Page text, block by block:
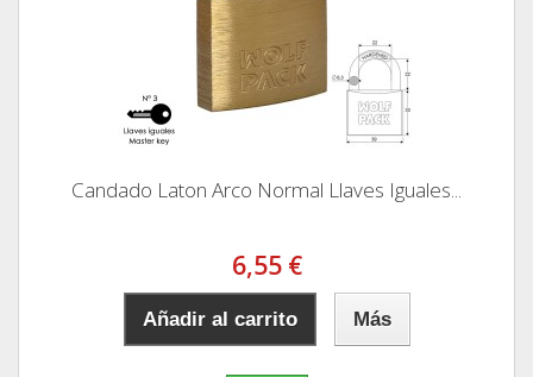
Candado Laton Arco Normal Llaves Iguales...
6,55 €
Añadir al carrito Más